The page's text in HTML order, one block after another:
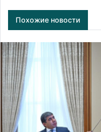
Похожие новости